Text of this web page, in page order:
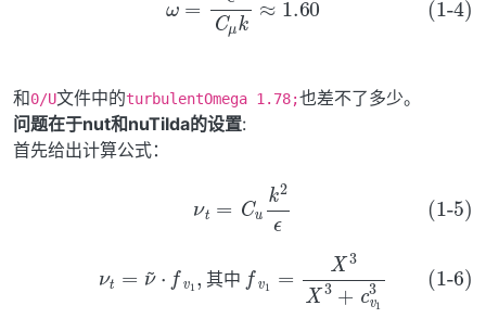
(1-4)ω =ϵC μk≈1.60
和0/U文件中的turbulentOmega 1.78;也差不了多少。
问题在于nut和nuTilda的设置:
首先给出计算公式：
(1-5) νt =Cuk
其
νt=ν ~⋅fv1,其中f v1 =X3X3+ 13